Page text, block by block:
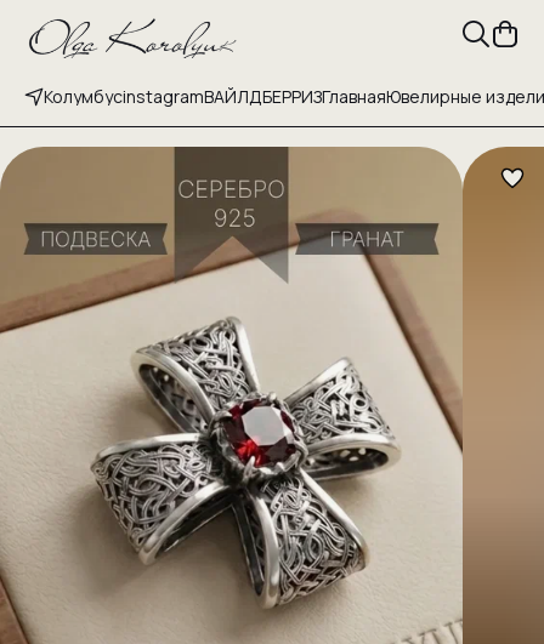
КолумбусinstagramВАЙЛДБЕРРИЗГлавнаяЮвелирные